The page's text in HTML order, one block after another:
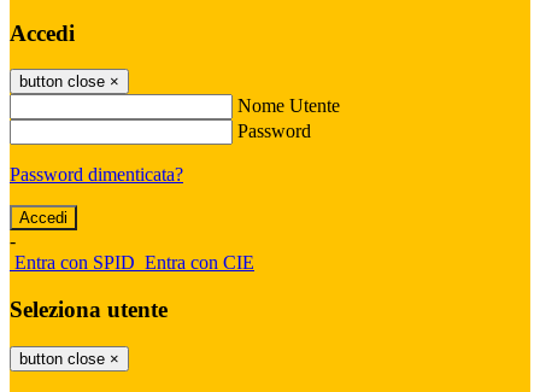
Accedi
button close ×
Nome Utente
Password
Password dimenticata?
-
Entra con SPID Entra con CIE
Seleziona utente
button close ×